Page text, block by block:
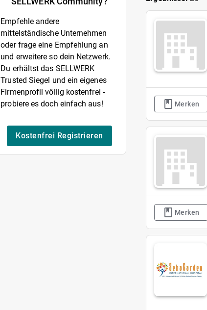
Empfehle andere
mittelständische Unternehmen
oder frage eine Empfehlung an
und erweitere so dein Netzwerk.
Du erhältst das SELLWERK
Trusted Siegel und ein eigenes
Firmenprofil völlig kostenfrei -
probiere es doch einfach aus!
Kostenfrei Registrieren
Merken
Merken